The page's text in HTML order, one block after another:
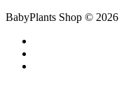
BabyPlants Shop © 2026